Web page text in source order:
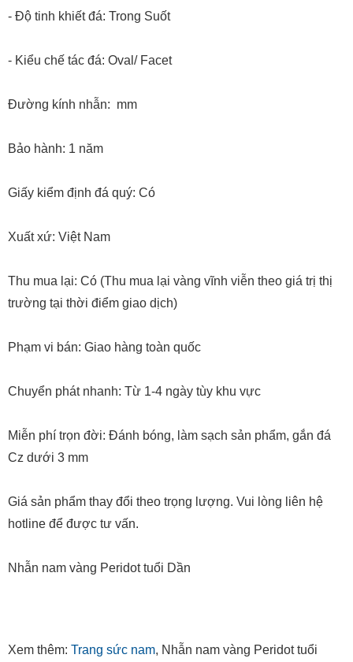
- Độ tinh khiết đá: Trong Suốt
- Kiểu chế tác đá: Oval/ Facet
Đường kính nhẫn: mm
Bảo hành: 1 năm
Giấy kiểm định đá quý: Có
Xuất xứ: Việt Nam
Thu mua lại: Có (Thu mua lại vàng vĩnh viễn theo giá trị thị
trường tại thời điểm giao dịch)
Phạm vi bán: Giao hàng toàn quốc
Chuyển phát nhanh: Từ 1-4 ngày tùy khu vực
Miễn phí trọn đời: Đánh bóng, làm sạch sản phẩm, gắn đá
Cz dưới 3 mm
Giá sản phẩm thay đổi theo trọng lượng. Vui lòng liên hệ
hotline để được tư vấn.
Nhẫn nam vàng Peridot tuổi Dần
Xem thêm: Trang sức nam, Nhẫn nam vàng Peridot tuổi